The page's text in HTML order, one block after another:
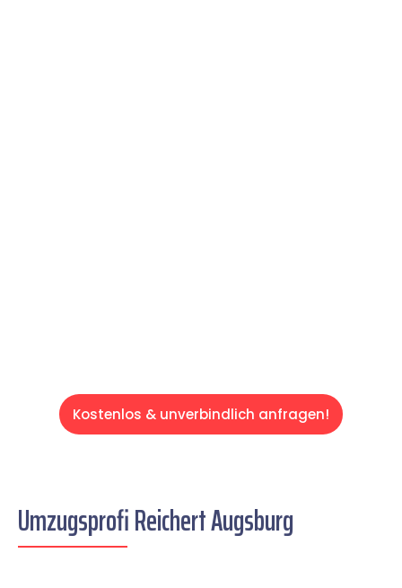
Kostenlos & unverbindlich anfragen!
Umzugsprofi Reichert Augsburg